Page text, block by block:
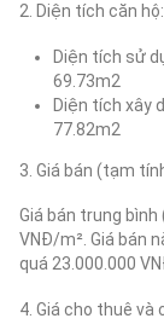
2. Diện tích căn hộ:
Diện tích sử
69.73m2
Diện tích xây
77.82m2
3. Giá bán (tạm
Giá bán trung
VNĐ/m². Giá bán
quá 23.000.000
4. Giá cho thuê